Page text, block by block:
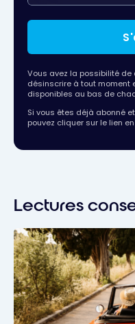
Vous avez la possibilité de
désinscrire à tout moment
disponibles au bas de
Si vous êtes déjà abonné
pouvez cliquer sur le lien
Lectures